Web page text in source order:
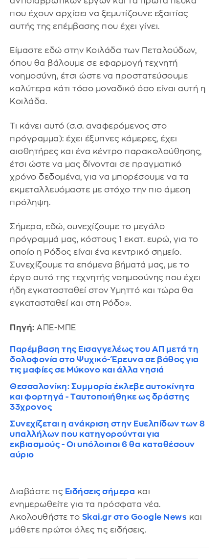
πoυ έχουν αρχίσει να ξεμυτίζουνε εξαιτίας
αυτής της επέμβασης που έχει γίνει.
Είμαστε εδώ στην Κοιλάδα των Πεταλούδων,
όπου θα βάλουμε σε εφαρμογή τεχνητή
νοημοσύνη, έτσι ώστε να προστατεύσουμε
καλύτερα κάτι τόσο μοναδικό όσο είναι αυτή η
Κοιλάδα.
Τι κάνει αυτό (σ.σ. αναφερόμενος στο
πρόγραμμα): έχει έξυπνες κάμερες, έχει
αισθητήρες και ένα κέντρο παρακολούθησης,
έτσι ώστε να μας δίνονται σε πραγματικό
χρόνο δεδομένα, για να μπορέσουμε να τα
εκμεταλλευόμαστε με στόχο την πιο άμεση
πρόληψη.
Σήμερα, εδώ, συνεχίζουμε το μεγάλο
πρόγραμμά μας, κόστους 1 εκατ. ευρώ, για το
οποίο η Ρόδος είναι ένα κεντρικό σημείο.
Συνεχίζουμε τα επόμενα βήματά μας, με το
έργο αυτό της τεχνητής νοημοσύνης που έχει
ήδη εγκατασταθεί στον Υμηττό και τώρα θα
εγκατασταθεί και στη Ρόδο».
Πηγή: ΑΠΕ-ΜΠΕ
Παρέμβαση της Εισαγγελέως του ΑΠ μετά τη
δολοφονία στο Ψυχικό- Έρευνα σε βάθος για
τις μαφίες σε Μύκονο και άλλα νησιά
Θεσσαλονίκη: Συμμορία έκλεβε αυτοκίνητα
και φορτηγά - Ταυτοποιήθηκε ως δράστης
33χρονος
Συνεχίζεται η ανάκριση στην Ευελπίδων των 8
υπαλλήλων που κατηγορούνται για
εκβιασμούς - Οι υπόλοιποι 6 θα καταθέσουν
αύριο
Διαβάστε τις Ειδήσεις σήμερα και
ενημερωθείτε για τα πρόσφατα νέα.
Ακολουθήστε το Skai.gr στο Google News και
μάθετε πρώτοι όλες τις ειδήσεις.